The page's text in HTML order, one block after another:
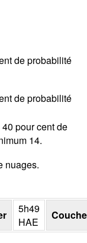
de probabilité
de probabilité
pour cent de
14.
nuages.
5h49
HAE